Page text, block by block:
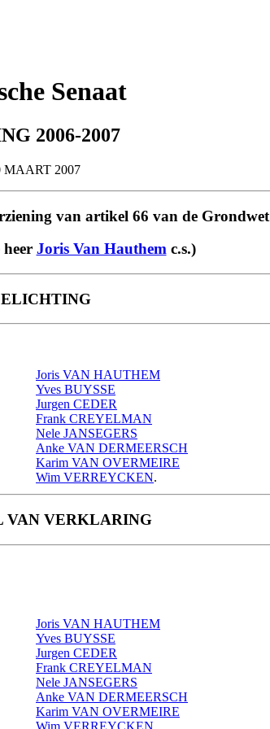
Senaat
2006-2007
MAART 2007
van artikel 66 van de Grondwet
Joris Van Hauthemc.s.)
Joris VAN HAUTHEM
Yves BUYSSE
Jurgen CEDER
Frank CREYELMAN
Nele JANSEGERS
Anke VAN DERMEERSCH
Karim VAN OVERMEIRE
Wim VERREYCKEN.
VAN VERKLARING
Joris VAN HAUTHEM
Yves BUYSSE
Jurgen CEDER
Frank CREYELMAN
Nele JANSEGERS
Anke VAN DERMEERSCH
Karim VAN OVERMEIRE
Wim VERREYCKEN